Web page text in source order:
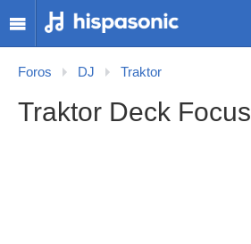
Foros DJ Traktor
Traktor Deck Focus